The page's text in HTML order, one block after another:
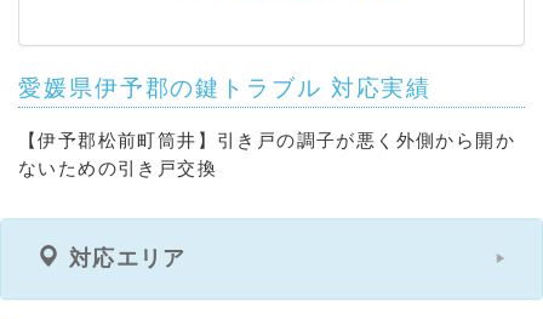
愛媛県伊予郡の鍵トラブル 対応実績
【伊予郡松前町筒井】引き戸の調子が悪く外側から開か
ないための引き戸交換
対応エリア